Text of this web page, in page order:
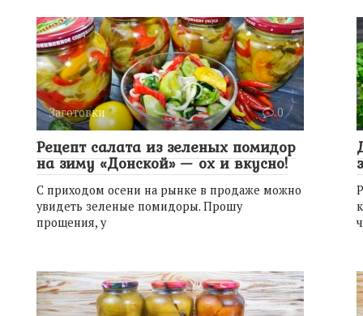
Заготовки 0
Рецепт салата из зеленых помидор
на зиму «Донской» — ох и вкусно!
С приходом осени на рынке в продаже можно
увидеть зеленые помидоры. Прошу
прощения, у